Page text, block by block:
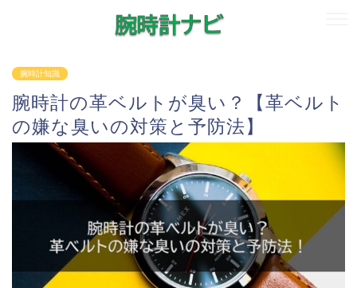
腕時計知識
腕時計の革ベルトが臭い？【革ベルト
の嫌な臭いの対策と予防法】